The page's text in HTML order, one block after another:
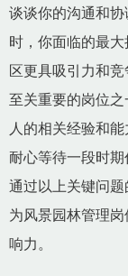
谈谈你的沟通和
时，你面临的最
区更具吸引力和
至关重要的岗位
人的相关经验和
耐心等待一段时期
通过以上关键问题
为风景园林管理
响力。